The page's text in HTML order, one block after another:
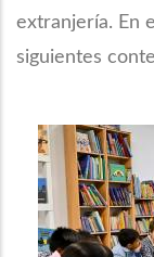
extranjería. En
siguientes